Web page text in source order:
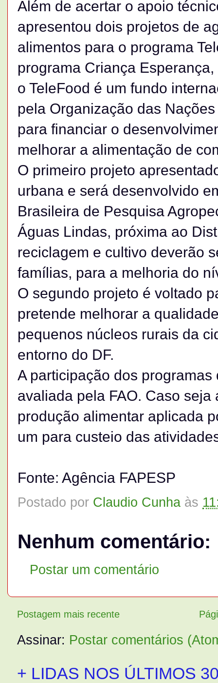
Além de acertar o apoio
apresentou dois projetos de
alimentos para o programa
programa Criança
o TeleFood é um fundo
pela Organização das
para financiar o
melhorar a alimentação de
O primeiro projeto
urbana e será desenvolvido
Brasileira de Pesquisa
Águas Lindas, próxima ao
reciclagem e cultivo deverão
famílias, para a melhoria do
O segundo projeto é voltado
pretende melhorar a
pequenos núcleos rurais da
entorno do DF.
A participação dos
avaliada pela FAO. Caso
produção alimentar aplicada
um para custeio das
Fonte: Agência FAPESP
Postado por Claudio Cunha às
Nenhum comentário:
Postar um comentário
Postagem mais recente
Assinar: Postar comentários
+ LIDAS NOS ÚLTIMOS